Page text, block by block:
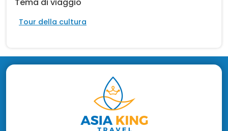
Tema di viaggio
Tour della cultura